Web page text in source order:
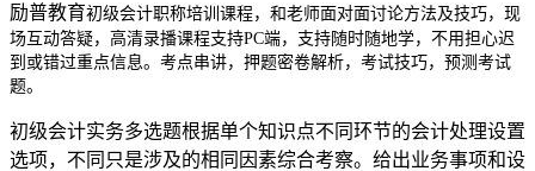
励普教育初级会计职称培训课程，和老师面对面讨论方法及技巧，现
场互动答疑，高清录播课程支持PC端，支持随时随地学，不用担心迟
到或错过重点信息。 考点串讲，押题密卷解析，考试技巧，预测考试
题。
初级会计实务多选题根据单个知识点不同环节的会计处理设置
选项，不同只是涉及的相同因素综合考察。给出业务事项和设